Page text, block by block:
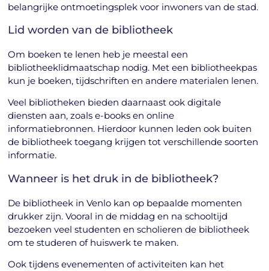
belangrijke ontmoetingsplek voor inwoners van de stad.
Lid worden van de bibliotheek
Om boeken te lenen heb je meestal een
bibliotheeklidmaatschap nodig. Met een bibliotheekpas
kun je boeken, tijdschriften en andere materialen lenen.
Veel bibliotheken bieden daarnaast ook digitale
diensten aan, zoals e-books en online
informatiebronnen. Hierdoor kunnen leden ook buiten
de bibliotheek toegang krijgen tot verschillende soorten
informatie.
Wanneer is het druk in de bibliotheek?
De bibliotheek in Venlo kan op bepaalde momenten
drukker zijn. Vooral in de middag en na schooltijd
bezoeken veel studenten en scholieren de bibliotheek
om te studeren of huiswerk te maken.
Ook tijdens evenementen of activiteiten kan het